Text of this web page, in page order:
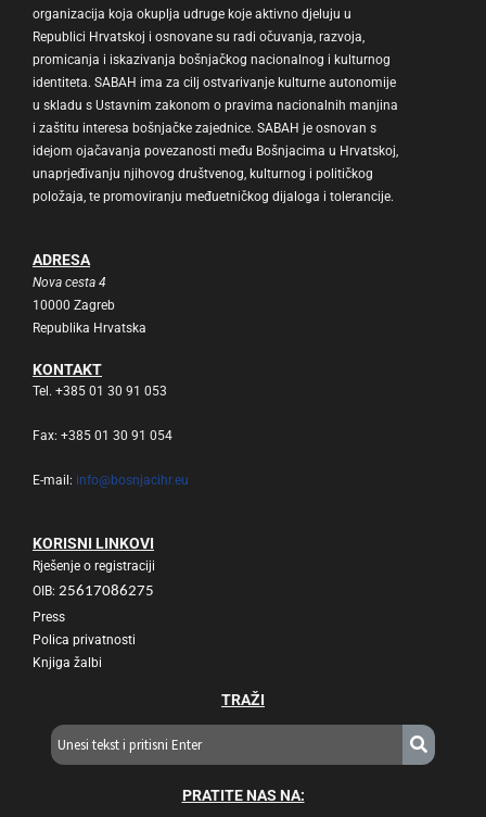
organizacija koja okuplja udruge koje aktivno djeluju u
Republici Hrvatskoj i osnovane su radi očuvanja, razvoja,
promicanja i iskazivanja bošnjačkog nacionalnog i kulturnog
identiteta. SABAH ima za cilj ostvarivanje kulturne autonomije
u skladu s Ustavnim zakonom o pravima nacionalnih manjina
i zaštitu interesa bošnjačke zajednice. SABAH je osnovan s
idejom ojačavanja povezanosti među Bošnjacima u Hrvatskoj,
unaprjeđivanju njihovog društvenog, kulturnog i političkog
položaja, te promoviranju međuetničkog dijaloga i tolerancije.
ADRESA
Nova cesta 4
10000 Zagreb
Republika Hrvatska
KONTAKT
Tel. +385 01 30 91 053
Fax: +385 01 30 91 054
E-mail: info@bosnjacihr.eu
KORISNI LINKOVI
Rješenje o registraciji
OIB: 25617086275
Press
Polica privatnosti
Knjiga žalbi
TRAŽI
PRATITE NAS NA: